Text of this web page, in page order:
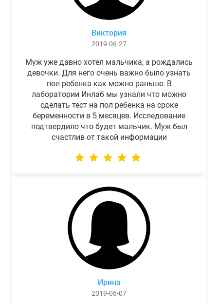
Виктория
2019-06-27
Муж уже давно хотел мальчика, а рождались
девочки. Для него очень важно было узнать
пол ребенка как можно раньше. В
лаборатории Инлаб мы узнали что можно
сделать тест на пол ребенка на сроке
беременности в 5 месяцев. Исследование
подтвердило что будет мальчик. Муж был
счастлив от такой информации
Ирина
2019-06-07